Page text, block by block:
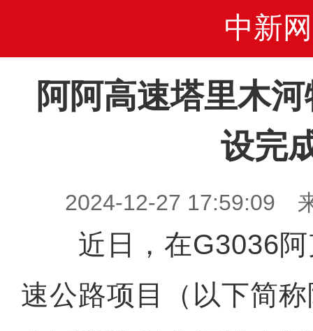
中新网
阿阿高速塔里木
设完
2024-12-27 17:59:09
近日，在G3036阿
速公路项目（以下简